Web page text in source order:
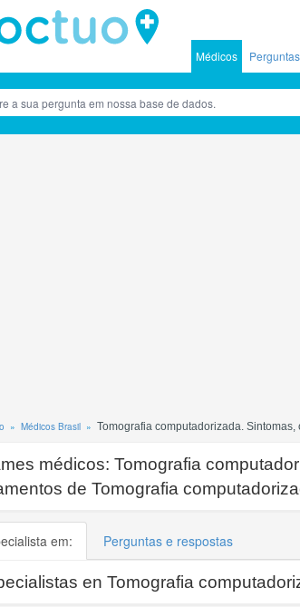
Médicos
Médicos Brasil Tomografia computadorizada.
médicos: Tomografia
de Tomografia
em: Perguntas e respostas
en Tomografia